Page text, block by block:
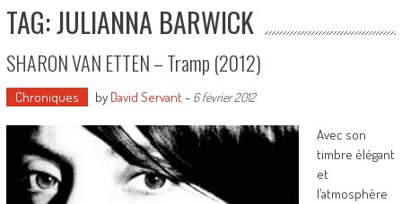
TAG: JULIANNA BARWICK
SHARON VAN ETTEN – Tramp (2012)
Chroniques by David Servant- 6 février 2012
Avec son
timbre élégant
et
l’atmosphère